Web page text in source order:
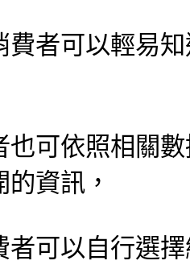
費者可以輕易
也可依照相關
資訊，
者可以自行選